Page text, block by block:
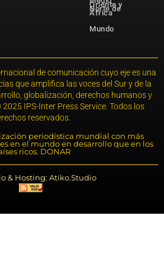
Oriente y
Norte de
África
Mundo
de comunicación cuyo eje es una
que amplifica las voces del Sur y de la
globalización, derechos humanos y
IPS-Inter Press Service. Todos los
reservados.
periodística mundial con más
en el mundo en desarrollo que en los
ricos. DONAR
& Hosting: Atiko.Studio